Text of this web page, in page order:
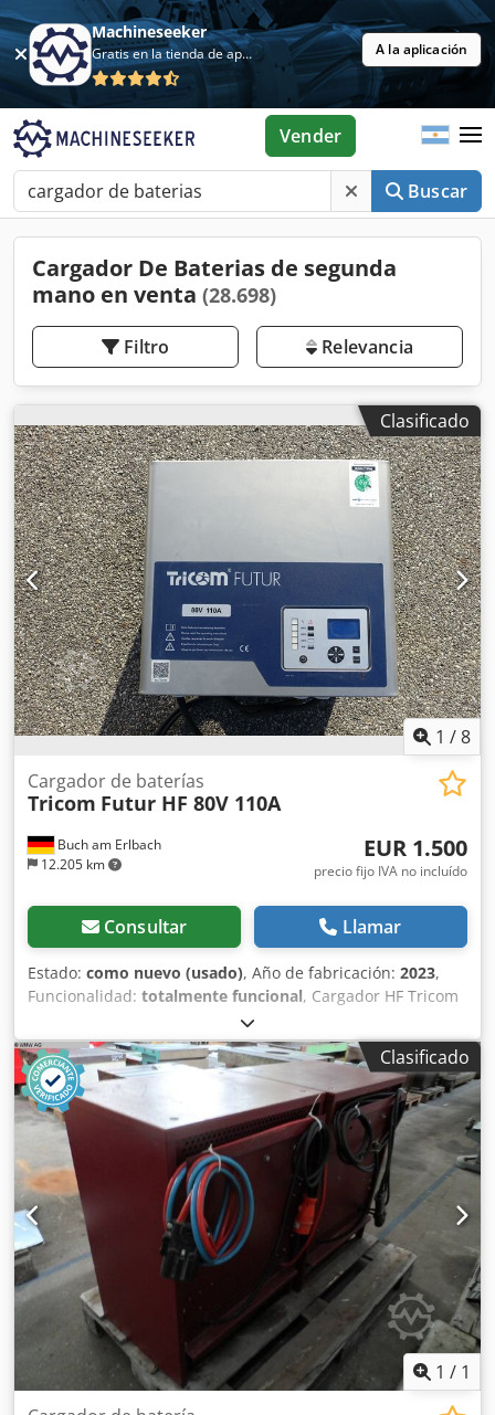
Machineseeker
Gratis en la tienda de aplicaciones A la aplicación
Buscar
Vender
Cargador De Baterias de segunda
mano en venta (28.698)
Filtro Relevancia
Clasificado
1 /8
Buch am Erlbach
12.205 km
Cargador de baterías
Tricom Futur HF 80V 110A
EUR 1.500
precio fijo IVA no incluído
Consultar Llamar
Estado: como nuevo (usado), Año de fabricación: 2023,
Funcionalidad: totalmente funcional, Cargador HF Tricom
de 80V 110A con enchufe de 320A. Tensión de conexión
400V / 16A – cargador PROBADO. Bajo pedido con nueva
prueba DGUV. Tipo de batería y rango de Ah ajustables.
Precio nuevo 2400 neto. También disponibles otros
cargadores, nuevos y usados. Codpfx Amexf Nfqeuoha
Clasificado
1 / 1